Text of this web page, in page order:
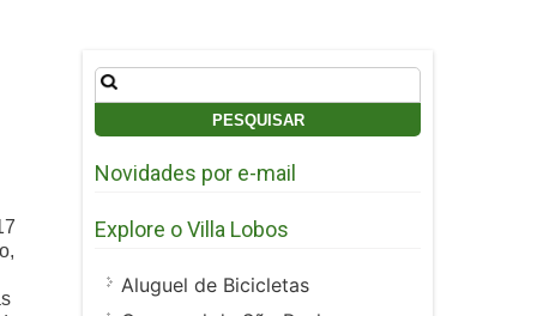
Pesquisar
por:
Novidades por e-mail
Explore o Villa Lobos
Aluguel de Bicicletas